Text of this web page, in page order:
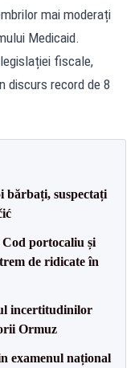
mai moderați
Medicaid.
fiscale,
discurs record de 8
bărbați, suspectați
Cod portocaliu și
de ridicate în
incertitudinilor
Ormuz
examenul național